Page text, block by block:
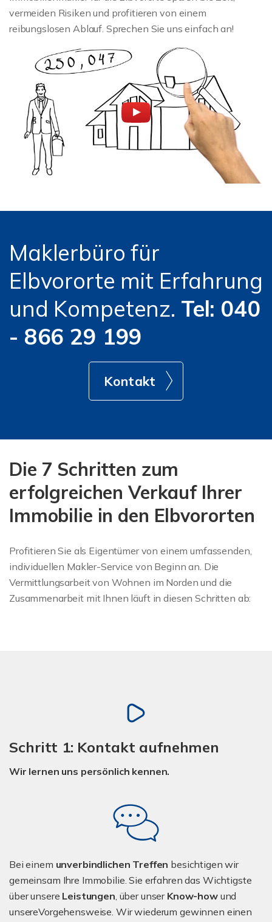
vermeiden Risiken und profitieren von einem
reibungslosen Ablauf. Sprechen Sie uns einfach an!
Maklerbüro für
Elbvororte mit Erfahrung
und Kompetenz. Tel: 040
- 866 29 199
Kontakt
Die 7 Schritten zum
erfolgreichen Verkauf Ihrer
Immobilie in den Elbvororten
Profitieren Sie als Eigentümer von einem umfassenden,
individuellen Makler-Service von Beginn an. Die
Vermittlungsarbeit von Wohnen im Norden und die
Zusammenarbeit mit Ihnen läuft in diesen Schritten ab:
Schritt 1: Kontakt aufnehmen
Wir lernen uns persönlich kennen.
Bei einem unverbindlichen Treffen besichtigen wir
gemeinsam Ihre Immobilie. Sie erfahren das Wichtigste
über unsere Leistungen , über unser Know-howund
unsereVorgehensweise. Wir wiederum gewinnen einen